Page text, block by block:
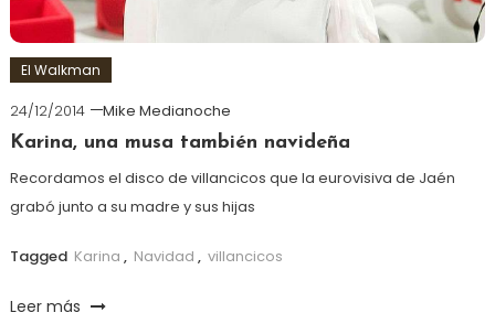
El Walkman
24/12/2014
Mike Medianoche
Karina, una musa también navideña
Recordamos el disco de villancicos que la eurovisiva de Jaén
grabó junto a su madre y sus hijas
Tagged Karina , Navidad , villancicos
Leer más